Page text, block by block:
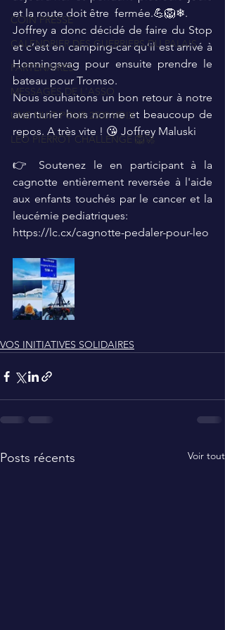
COIN PRESSE
CALENDRIER DES GUERRIERS DU PALAIS
PARTENAIRES
MESSAGES DE L'ASSO
UNE NUIT POUR 2500 VOIX
LEO PIERROT CHALLENGE 🦁🚀
et la route doit être  fermée.💪🦁❄.
Joffrey a donc décidé de faire du Stop
et c’est en camping-car qu’il est arrivé à
Honningsvag pour ensuite prendre le
bateau pour Tromso.
Nous souhaitons un bon retour à notre
aventurier hors norme et beaucoup de
repos. A très vite ! 😘 Joffrey Maluski
👉 Soutenez le en participant à la
cagnotte entièrement reversée à l'aide
aux enfants touchés par le cancer et la
leucémie pediatriques:
https://lc.cx/cagnotte-pedaler-pour-leo
VOS INITIATIVES SOLIDAIRES
Posts récents Voir tout